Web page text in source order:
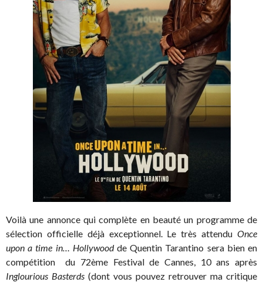
Voilà une annonce qui complète en beauté un programme de
sélection officielle déjà exceptionnel. Le très attendu Once
upon a time in… Hollywoodde Quentin Tarantino sera bien en
compétition du 72ème Festival de Cannes, 10 ans après
Inglourious Basterds (dont vous pouvez retrouver ma critique